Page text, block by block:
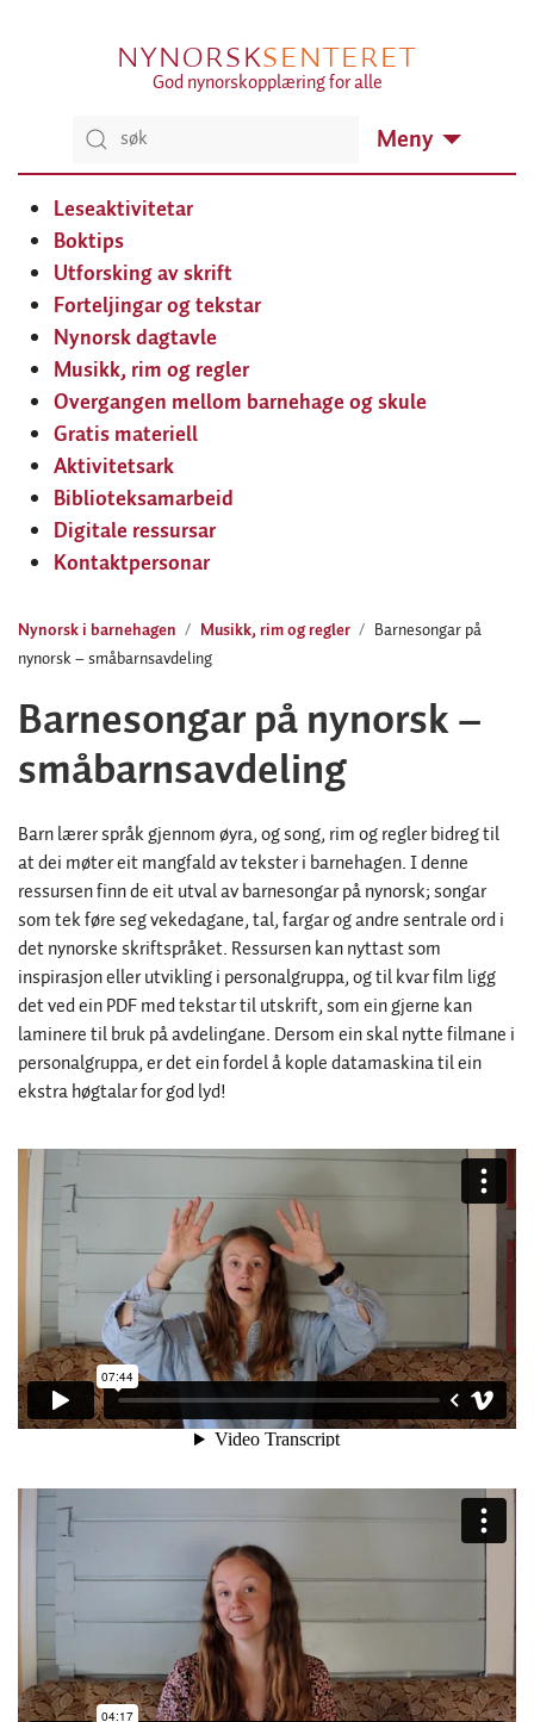
NYNORSKSENTERET
God nynorskopplæring for alle
Meny
Leseaktivitetar
Boktips
Utforsking av skrift
Forteljingar og tekstar
Nynorsk dagtavle
Musikk, rim og regler
Overgangen mellom barnehage og skule
Gratis materiell
Aktivitetsark
Biblioteksamarbeid
Digitale ressursar
Kontaktpersonar
Nynorsk i barnehagen Musikk, rim og regler
Barnesongar på
nynorsk – småbarnsavdeling
Barnesongar på nynorsk –
småbarnsavdeling
Barn lærer språk gjennom øyra, og song, rim og regler bidreg til
at dei møter eit mangfald av tekster i barnehagen. I denne
ressursen finn de eit utval av barnesongar på nynorsk; songar
som tek føre seg vekedagane, tal, fargar og andre sentrale ord i
det nynorske skriftspråket. Ressursen kan nyttast som
inspirasjon eller utvikling i personalgruppa, og til kvar film ligg
det ved ein PDF med tekstar til utskrift, som ein gjerne kan
laminere til bruk på avdelingane. Dersom ein skal nytte filmane i
personalgruppa, er det ein fordel å kople datamaskina til ein
ekstra høgtalar for god lyd!